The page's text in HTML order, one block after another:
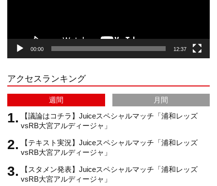
r
a
m
e
C
h
a
00:00 12:37
アクセスランキング
週間
月間
【議論はコチラ】Juiceスペシャルマッチ「浦和レッズ
vsRB大宮アルディージャ」
【テキスト実況】Juiceスペシャルマッチ「浦和レッズ
vsRB大宮アルディージャ」
【スタメン発表】Juiceスペシャルマッチ「浦和レッズ
vsRB大宮アルディージャ」